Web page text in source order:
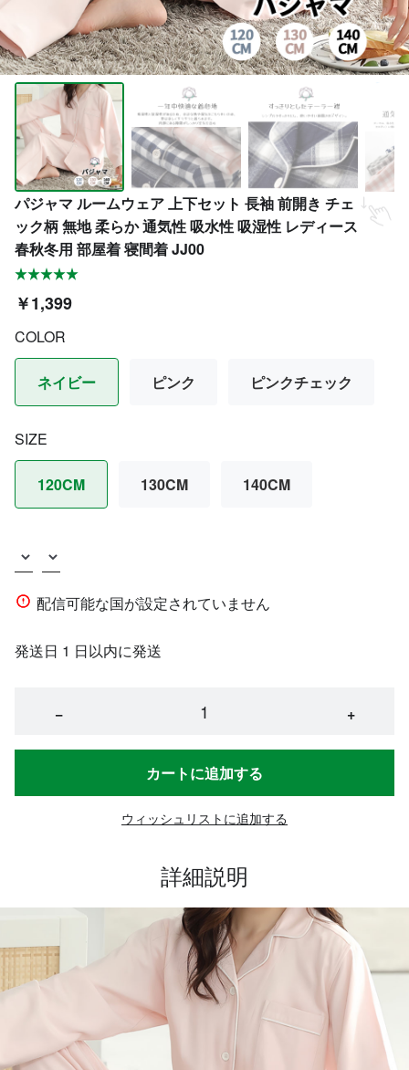
パジャマ ルームウェア 上下セット 長袖 前開き チェ
ック柄 無地 柔らか 通気性 吸水性 吸湿性 レディース
春秋冬用 部屋着 寝間着 JJ00
￥1,399
COLOR
ネイビー ピンク ピンクチェック
SIZE
120CM 130CM 140CM
配信可能な国が設定されていません
発送日 1 日以内に発送
− +
カートに追加する
ウィッシュリストに追加する
詳細説明